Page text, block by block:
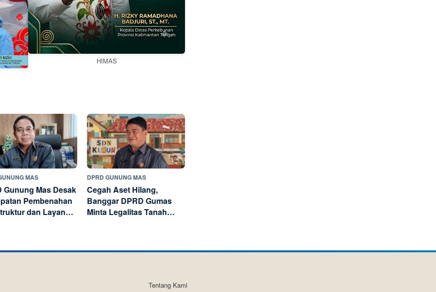
HIMAS
MAS
Gunung Mas Desak
Pembenahan
dan Layanan
DPRD GUNUNG MAS
Cegah Aset Hilang,
Banggar DPRD Gumas
Minta Legalitas Tanah
Tentang Kami